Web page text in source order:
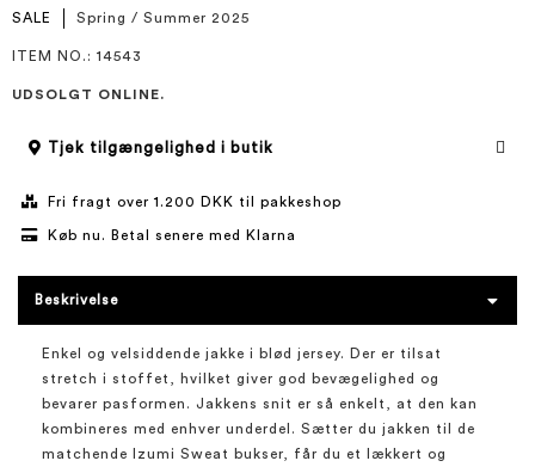
SALE Spring / Summer 2025
ITEM NO. : 14543
UDSOLGT ONLINE.
Tjek tilgængelighed i butik
Fri fragt over 1.200 DKK til pakkeshop
Køb nu. Betal senere med Klarna
Beskrivelse
Enkel og velsiddende jakke i blød jersey. Der er tilsat
stretch i stoffet, hvilket giver god bevægelighed og
bevarer pasformen. Jakkens snit er så enkelt, at den kan
kombineres med enhver underdel. Sætter du jakken til de
matchende Izumi Sweat bukser, får du et lækkert og